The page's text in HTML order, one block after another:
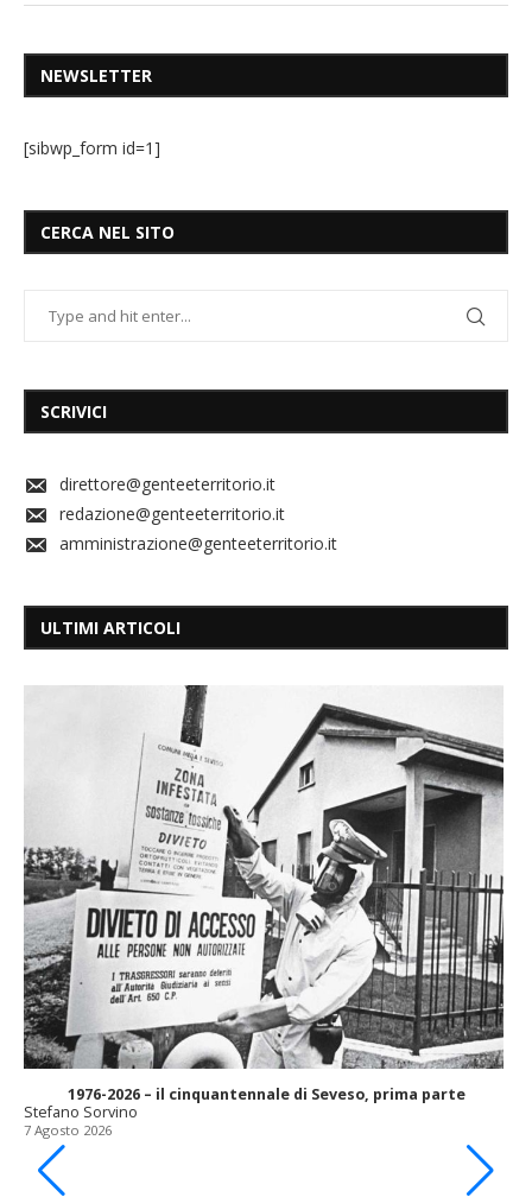
NEWSLETTER
[sibwp_form id=1]
CERCA NEL SITO
SCRIVICI
direttore@genteeterritorio.it
redazione@genteeterritorio.it
amministrazione@genteeterritorio.it
ULTIMI ARTICOLI
1976-2026 – il cinquantennale di Seveso, prima parte
Stefano Sorvino
7 Agosto 2026